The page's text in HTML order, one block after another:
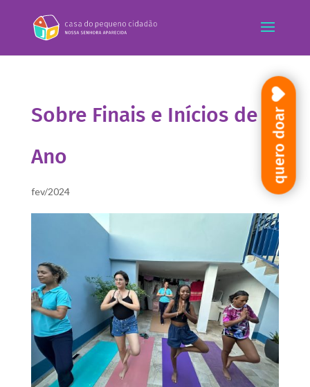
Sobre Finais e Inícios de
Ano
fev/2024
quero doar